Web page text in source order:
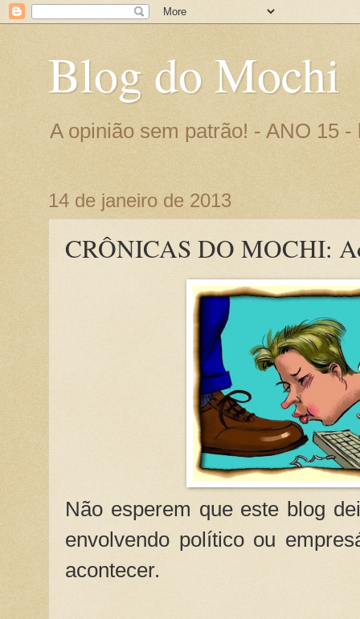
Blog do Mochi
A opinião sem patrão! - ANO 15
14 de janeiro de 2013
CRÔNICAS DO MOCHI:
Não esperem que este blog
envolvendo político ou
acontecer.